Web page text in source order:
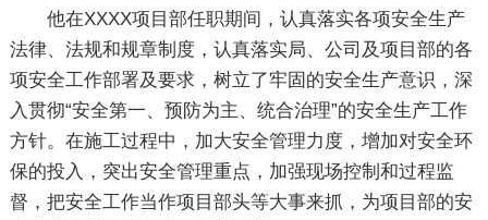
他在XXXX项目部任职期间，认真落实各项安全生产
法律、法规和规章制度，认真落实局、公司及项目部的各
项安全工作部署及要求，树立了牢固的安全生产意识，深
入贯彻“安全第一、预防为主、统合治理”的安全生产工作
方针。在施工过程中，加大安全管理力度，增加对安全环
保的投入，突出安全管理重点，加强现场控制和过程监
督，把安全工作当作项目部头等大事来抓，为项目部的安